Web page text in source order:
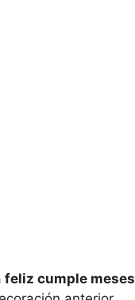
feliz cumple meses